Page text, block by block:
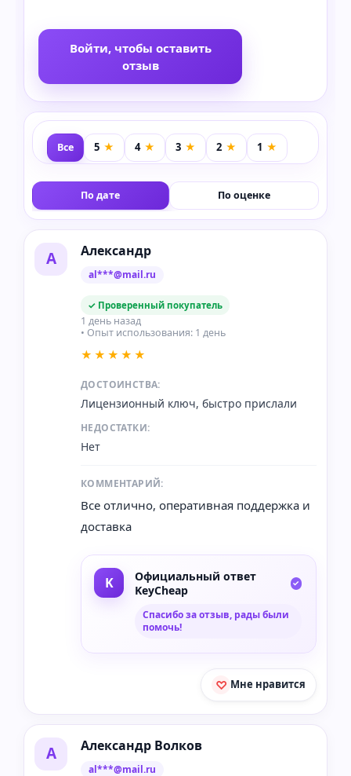
Войти, чтобы оставить
отзыв
Все
По дате По оценке
А Александр
al***@mail.ru
✓ Проверенный покупатель
1 день назад
• Опыт использования: 1 день
★★★★★
ДОСТОИНСТВА:
Лицензионный ключ, быстро прислали
НЕДОСТАТКИ:
Нет
КОММЕНТАРИЙ:
Все отлично, оперативная поддержка и
доставка
Официальный ответ
KeyCheap
Спасибо за отзыв, рады были
помочь!
Мне нравится
А Александр Волков
al***@mail.ru